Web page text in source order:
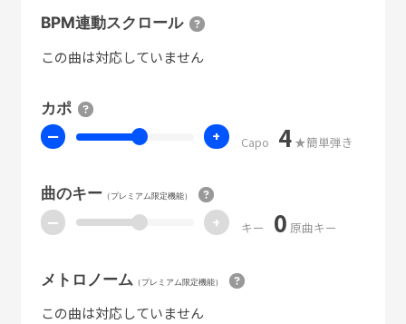
BPM連動スクロール
この曲は対応していません
カポ
ー + Capo 4 ★簡単弾き
曲のキー（プレミアム限定機能）
ー + キー 0 原曲キー
メトロノーム （プレミアム限定機能）
この曲は対応していません